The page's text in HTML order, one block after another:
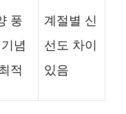
풍
념
적
계절별 신
선도 차이
있음